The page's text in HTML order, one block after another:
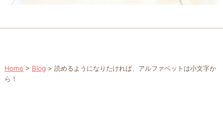
Home > Blog > 読めるようになりたければ、アルファベットは小文字か
ら！